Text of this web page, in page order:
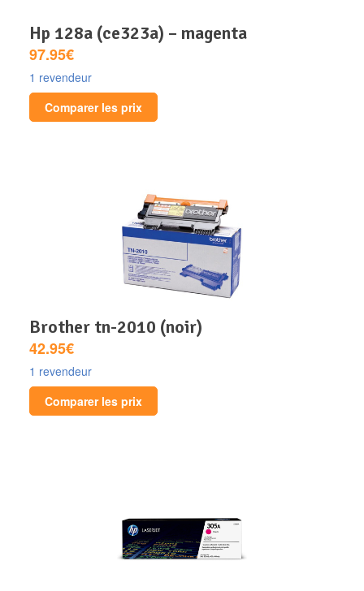
hp 128a (ce323a) – magenta
97.95€
1 revendeur
Comparer les prix
brother tn-2010 (noir)
42.95€
1 revendeur
Comparer les prix